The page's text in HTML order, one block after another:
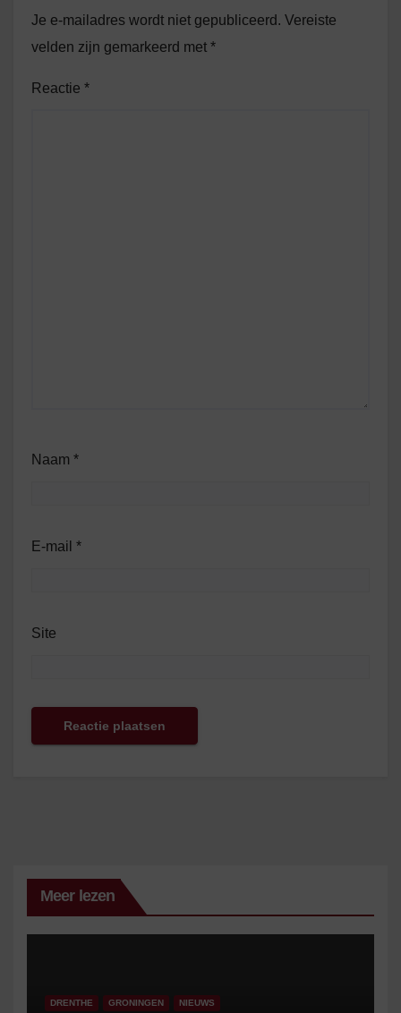
Je e-mailadres wordt niet gepubliceerd. Vereiste
velden zijn gemarkeerd met *
Reactie *
Naam *
E-mail *
Site
Meer lezen
DRENTHE GRONINGEN NIEUWS